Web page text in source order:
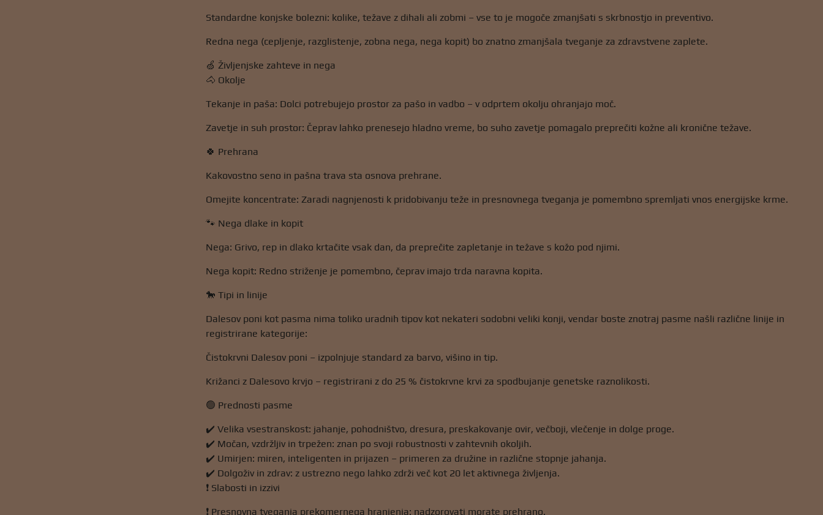
Standardne konjske bolezni: kolike, težave z dihali ali zobmi – vse to je mogoče zmanjšati s skrbnostjo in preventivo.
Redna nega (cepljenje, razglistenje, zobna nega, nega kopit) bo znatno zmanjšala tveganje za zdravstvene zaplete.
🍏 Življenjske zahteve in nega
🐴 Okolje
Tekanje in paša: Dolci potrebujejo prostor za pašo in vadbo – v odprtem okolju ohranjajo moč.
Zavetje in suh prostor: Čeprav lahko prenesejo hladno vreme, bo suho zavetje pomagalo preprečiti kožne ali kronične težave.
🍀 Prehrana
Kakovostno seno in pašna trava sta osnova prehrane.
Omejite koncentrate: Zaradi nagnjenosti k pridobivanju teže in presnovnega tveganja je pomembno spremljati vnos energijske krme.
🐾 Nega dlake in kopit
Nega: Grivo, rep in dlako krtačite vsak dan, da preprečite zapletanje in težave s kožo pod njimi.
Nega kopit: Redno striženje je pomembno, čeprav imajo trda naravna kopita.
🐎 Tipi in linije
Dalesov poni kot pasma nima toliko uradnih tipov kot nekateri sodobni veliki konji, vendar boste znotraj pasme našli različne linije in
registrirane kategorije:
Čistokrvni Dalesov poni – izpolnjuje standard za barvo, višino in tip.
Križanci z Dalesovo krvjo – registrirani z do 25 % čistokrvne krvi za spodbujanje genetske raznolikosti.
🟢 Prednosti pasme
✔️ Velika vsestranskost: jahanje, pohodništvo, dresura, preskakovanje ovir, večboji, vlečenje in dolge proge.
✔️ Močan, vzdržljiv in trpežen: znan po svoji robustnosti v zahtevnih okoljih.
✔️ Umirjen: miren, inteligenten in prijazen – primeren za družine in različne stopnje jahanja.
✔️ Dolgoživ in zdrav: z ustrezno nego lahko zdrži več kot 20 let aktivnega življenja.
❗ Slabosti in izzivi
❗ Presnovna tveganja prekomernega hranjenja: nadzorovati morate prehrano.